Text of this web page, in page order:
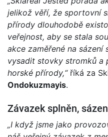
jelikož věří, že sportovní
přírody dlouhodobě
veřejnost, aby se stala
akce zaměřené na sázení
vysadit stovky stromků a
horské přírody,“říká za
Ondokuzmayis.
Závazek splněn,
„I když jsme jako